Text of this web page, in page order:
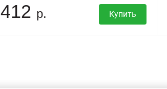
412 р. Купить